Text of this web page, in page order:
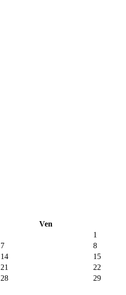
Ven
1
7 8
14 15
21 22
28 29